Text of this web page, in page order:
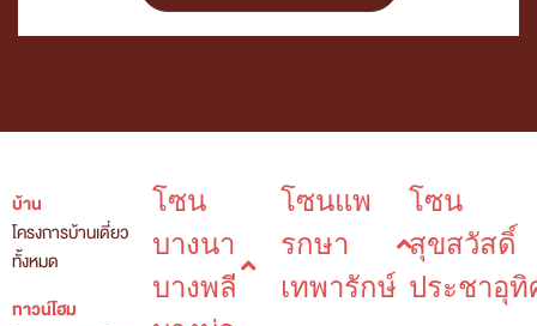
Alternative:
บ้าน
โครงการบ้านเดี่ยว
ทั้งหมด
ทาวน์โฮม
โซน
บางนา
บางพลี
โซนแพ
รกษา
เทพารักษ์
โซน
สุขสวัสดิ์
ประชาอุทิ